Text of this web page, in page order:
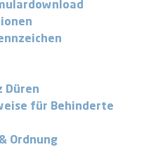
Düren
für Behinderte
Ordnung